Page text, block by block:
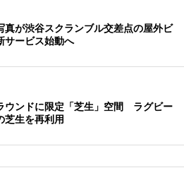
真が渋谷スクランブル交差点の屋外ビ
ービス始動へ
ウンドに限定「芝生」空間 ラグビー
芝生を再利用